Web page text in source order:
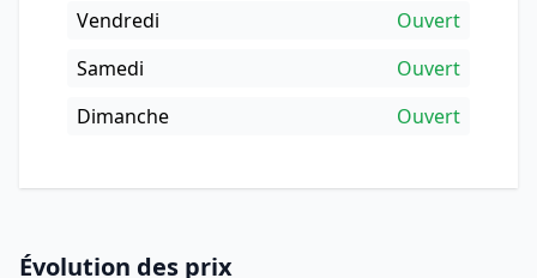
Vendredi
Ouvert
Samedi
Ouvert
Dimanche
Ouvert
Évolution des prix